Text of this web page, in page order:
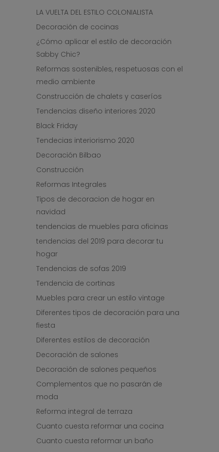
LA VUELTA DEL ESTILO COLONIALISTA
Decoración de cocinas
¿Cómo aplicar el estilo de decoración
Sabby Chic?
Reformas sostenibles, respetuosas con el
medio ambiente
Construcción de chalets y caseríos
Tendencias diseño interiores 2020
Black Friday
Tendecias interiorismo 2020
Decoración Bilbao
Construcción
Reformas Integrales
Tipos de decoracion de hogar en
navidad
tendencias de muebles para oficinas
tendencias del 2019 para decorar tu
hogar
Tendencias de sofas 2019
Tendencia de cortinas
Muebles para crear un estilo vintage
Diferentes tipos de decoración para una
fiesta
Diferentes estilos de decoración
Decoración de salones
Decoración de salones pequeños
Complementos que no pasarán de
moda
Reforma integral de terraza
Cuanto cuesta reformar una cocina
Cuanto cuesta reformar un baño